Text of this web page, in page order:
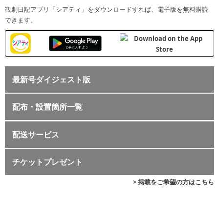
観劇日記アプリ「シアティ」をダウンロードすれば、電子版を無料購読
できます。
最新号ダイジェスト版
配布・設置箇所一覧
配送サービス
チケットプレゼント
> 掲載をご希望の方はこちら